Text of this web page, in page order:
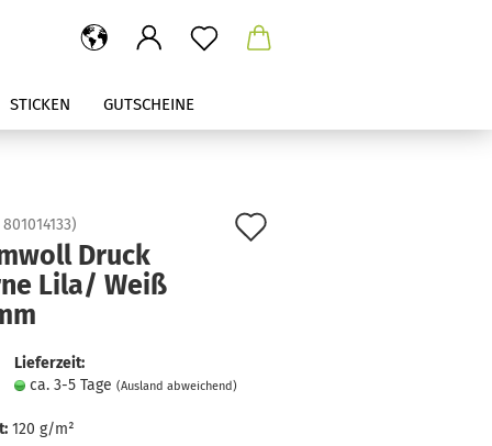
STICKEN GUTSCHEINE
801014133)
Druck
Lila/ Weiß
Lieferzeit:
ca. 3-5 Tage (Ausland abweichend)
120 g/m²